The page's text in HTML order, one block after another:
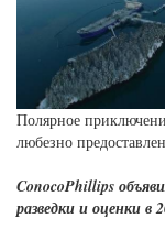
Полярное
любезно
ConocoPhillips
разведки и оценки в